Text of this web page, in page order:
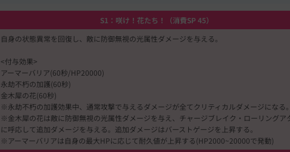
S1：咲け！花たち！（消費SP 45）
自身の状態異常を回復し、敵に防御無視の光属性ダメージを与える。
<付与効果>
アーマーバリア(60秒/HP20000)
永劫不朽の加護(60秒)
金木犀の花(60秒)
※永劫不朽の加護効果中、通常攻撃で与えるダメージが全てクリティカルダメージになる
※金木犀の花は敵に防御無視の光属性ダメージを与え、チャージブレイク・ローリングア
に呼応して追加ダメージを与える。追加ダメージはバーストゲージを上昇する。
※アーマーバリアは自身の最大HPに応じて耐久値が上昇する(HP2000~20000で発動)